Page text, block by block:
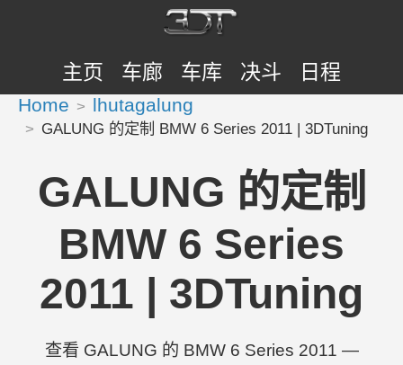
主页 车廊 车库 决斗 日程
Home lhutagalung
GALUNG 的定制 BMW 6 Series 2011 | 3DTuning
GALUNG 的定制
BMW 6 Series
2011 | 3DTuning
查看 GALUNG 的 BMW 6 Series 2011 —